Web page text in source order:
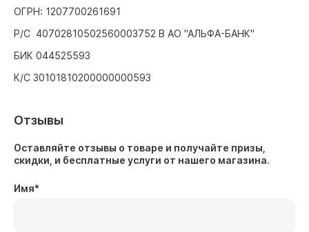
ОГРН: 1207700261691
Р/С 40702810502560003752 В АО "АЛЬФА-БАНК"
БИК 044525593
К/С 30101810200000000593
Отзывы
Оставляйте отзывы о товаре и получайте призы,
скидки, и бесплатные услуги от нашего магазина.
Имя*